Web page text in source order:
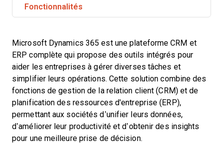
Fonctionnalités
Microsoft Dynamics 365 est une plateforme CRM et
ERP complète qui propose des outils intégrés pour
aider les entreprises à gérer diverses tâches et
simplifier leurs opérations. Cette solution combine des
fonctions de gestion de la relation client (CRM) et de
planification des ressources d'entreprise (ERP),
permettant aux sociétés d’unifier leurs données,
d’améliorer leur productivité et d’obtenir des insights
pour une meilleure prise de décision.